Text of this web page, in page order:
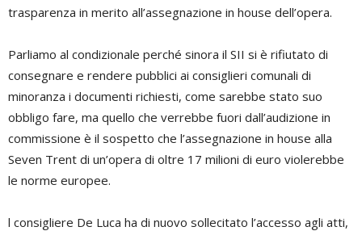
trasparenza in merito all’assegnazione in house dell’opera.
Parliamo al condizionale perché sinora il SII si è rifiutato di
consegnare e rendere pubblici ai consiglieri comunali di
minoranza i documenti richiesti, come sarebbe stato suo
obbligo fare, ma quello che verrebbe fuori dall’audizione in
commissione è il sospetto che l’assegnazione in house alla
Seven Trent di un’opera di oltre 17 milioni di euro violerebbe
le norme europee.
l consigliere De Luca ha di nuovo sollecitato l’accesso agli atti,